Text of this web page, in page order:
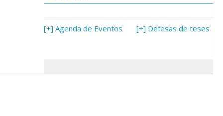
[+] Agenda de Eventos [+] Defesas de teses